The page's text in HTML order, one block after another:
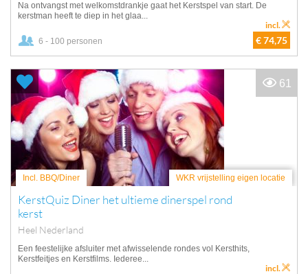
Na ontvangst met welkomstdrankje gaat het Kerstspel van start. De
kerstman heeft te diep in het glaa...
6 - 100 personen € 74,75
incl.
Incl. BBQ/Diner WKR vrijstelling eigen locatie
KerstQuiz Diner het ultieme dinerspel rond
kerst
Heel Nederland
Een feestelijke afsluiter met afwisselende rondes vol Kersthits,
Kerstfeitjes en Kerstfilms. Iederee...
incl.
61